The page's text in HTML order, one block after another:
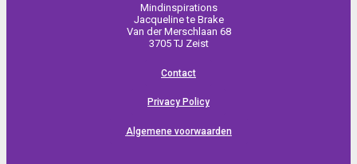
Mindinspirations
Jacqueline te Brake
Van der Merschlaan 68
3705 TJ Zeist
Contact
Privacy Policy
Algemene voorwaarden